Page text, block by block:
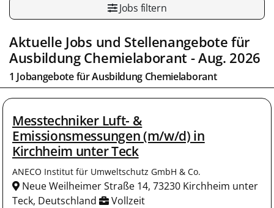
Jobs filtern
Aktuelle Jobs und Stellenangebote für
Ausbildung Chemielaborant - Aug. 2026
1 Jobangebote fürAusbildung Chemielaborant
Messtechniker Luft- &
Emissionsmessungen (m/w/d) in
Kirchheim unter Teck
ANECO Institut für Umweltschutz GmbH & Co.
Neue Weilheimer Straße 14, 73230 Kirchheim unter
Teck, Deutschland
Vollzeit